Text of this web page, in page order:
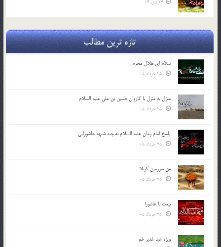
24 دی 04
تازه ترین مطالب
سلام ای هلال محرم
منزل به منزل با کاروان حسین بن علی علیه السلام
پاسخ امام زمان علیه السلام به چند شبهه عاشورایی
من سرزمین کربلا
بیعت با عاشورا
ویژه عید غدیر خم